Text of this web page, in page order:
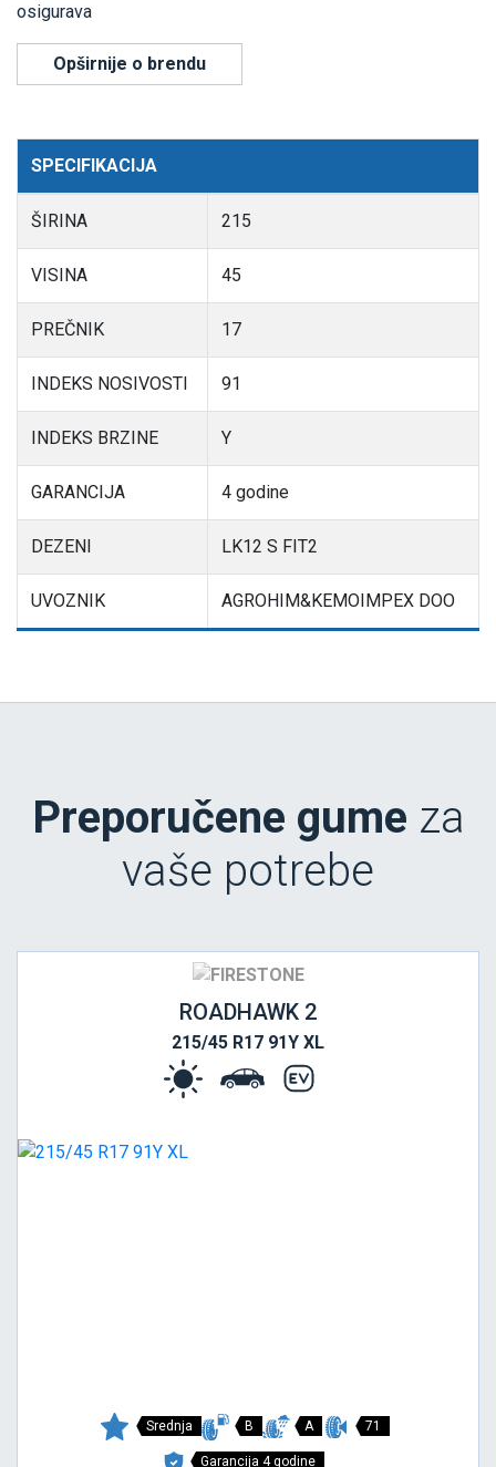
osigurava
Opširnije o brendu
SPECIFIKACIJA
ŠIRINA 215
VISINA 45
PREČNIK 17
INDEKS NOSIVOSTI 91
INDEKS BRZINE Y
GARANCIJA 4 godine
DEZENI LK12 S FIT2
UVOZNIK AGROHIM&KEMOIMPEX DOO
Preporučene gume za
vaše potrebe
ROADHAWK 2
215/45 R17 91Y XL
Srednja B A 71
Garancija 4 godine